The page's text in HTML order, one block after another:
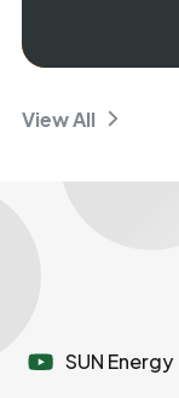
View All
SUN Energy